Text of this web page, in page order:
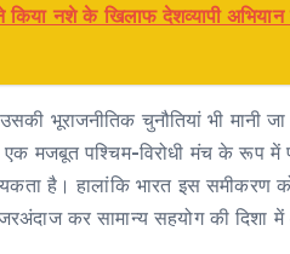
ने किया नशे के खिलाफ देशव्यापी
भूराजनीतिक चुनौतियां भी मानी
एक मजबूत पश्चिम-विरोधी मंच के
है। हालांकि भारत इस समीकरण
कर सामान्य सहयोग की